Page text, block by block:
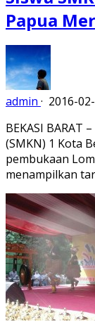
Papua
admin · 2016-
BEKASI BARAT
(SMKN) 1 Kota
pembukaan
menampilkan